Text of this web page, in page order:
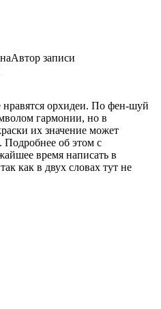
Автор записи
орхидеи. По фен-шуй
гармонии, но в
их значение может
Подробнее об этом с
время написать в
как в двух словах тут не